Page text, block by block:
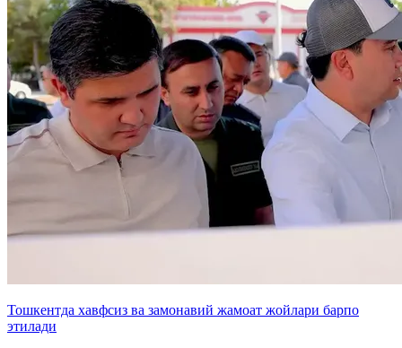
Тошкентда хавфсиз ва замонавий жамоат жойлари барпо
этилади